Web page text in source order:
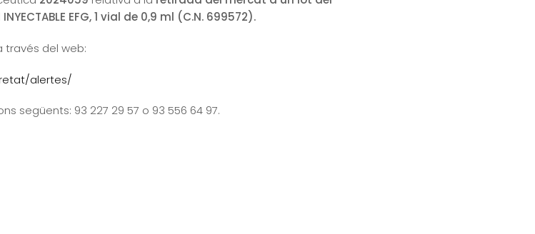
EFG, 1 vial de 0,9 ml (C.N. 699572).
través del web:
alertes/
següents: 93 227 29 57 o 93 556 64 97.